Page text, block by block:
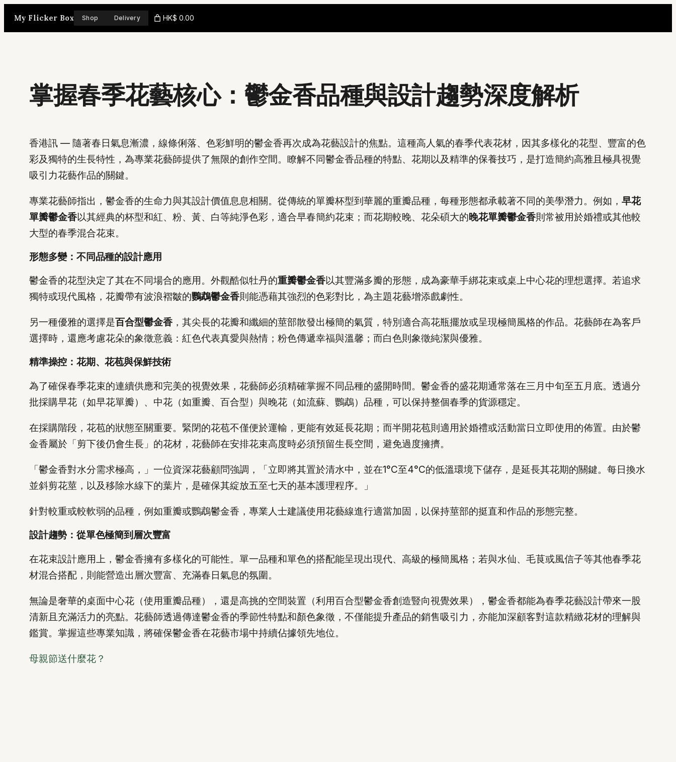
My Flicker Box Shop Delivery HK$ 0.00
掌握春季花藝核心：鬱金香品種與設計趨勢深度解析
香港訊 — 隨著春日氣息漸濃，線條俐落、色彩鮮明的鬱金香再次成為花藝設計的焦點。這種高人氣的春季代表花材，因其多樣化的花型、豐富的色
彩及獨特的生長特性，為專業花藝師提供了無限的創作空間。瞭解不同鬱金香品種的特點、花期以及精準的保養技巧，是打造簡約高雅且極具視覺
吸引力花藝作品的關鍵。
專業花藝師指出，鬱金香的生命力與其設計價值息息相關。從傳統的單瓣杯型到華麗的重瓣品種，每種形態都承載著不同的美學潛力。例如， 早花
單瓣鬱金香以其經典的杯型和紅、粉、黃、白等純淨色彩，適合早春簡約花束；而花期較晚、花朵碩大的晚花單瓣鬱金香則常被用於婚禮或其他較
大型的春季混合花束。
形態多變：不同品種的設計應用
鬱金香的花型決定了其在不同場合的應用。外觀酷似牡丹的重瓣鬱金香以其豐滿多瓣的形態，成為豪華手綁花束或桌上中心花的理想選擇。若追求
獨特或現代風格，花瓣帶有波浪褶皺的鸚鵡鬱金香則能憑藉其強烈的色彩對比，為主題花藝增添戲劇性。
另一種優雅的選擇是百合型鬱金香，其尖長的花瓣和纖細的莖部散發出極簡的氣質，特別適合高花瓶擺放或呈現極簡風格的作品。花藝師在為客戶
選擇時，還應考慮花朵的象徵意義：紅色代表真愛與熱情；粉色傳遞幸福與溫馨；而白色則象徵純潔與優雅。
精準操控：花期、花苞與保鮮技術
為了確保春季花束的連續供應和完美的視覺效果，花藝師必須精確掌握不同品種的盛開時間。鬱金香的盛花期通常落在三月中旬至五月底。透過分
批採購早花（如早花單瓣）、中花（如重瓣、百合型）與晚花（如流蘇、鸚鵡）品種，可以保持整個春季的貨源穩定。
在採購階段，花苞的狀態至關重要。緊閉的花苞不僅便於運輸，更能有效延長花期；而半開花苞則適用於婚禮或活動當日立即使用的佈置。由於鬱
金香屬於「剪下後仍會生長」的花材，花藝師在安排花束高度時必須預留生長空間，避免過度擁擠。
「鬱金香對水分需求極高，」一位資深花藝顧問強調，「立即將其置於清水中，並在1°C至4°C的低溫環境下儲存，是延長其花期的關鍵。每日換水
並斜剪花莖，以及移除水線下的葉片，是確保其綻放五至七天的基本護理程序。」
針對較重或較軟弱的品種，例如重瓣或鸚鵡鬱金香，專業人士建議使用花藝線進行適當加固，以保持莖部的挺直和作品的形態完整。
設計趨勢：從單色極簡到層次豐富
在花束設計應用上，鬱金香擁有多樣化的可能性。單一品種和單色的搭配能呈現出現代、高級的極簡風格；若與水仙、毛茛或風信子等其他春季花
材混合搭配，則能營造出層次豐富、充滿春日氣息的氛圍。
無論是奢華的桌面中心花（使用重瓣品種），還是高挑的空間裝置（利用百合型鬱金香創造豎向視覺效果），鬱金香都能為春季花藝設計帶來一股
清新且充滿活力的亮點。花藝師透過傳達鬱金香的季節性特點和顏色象徵，不僅能提升產品的銷售吸引力，亦能加深顧客對這款精緻花材的理解與
鑑賞。掌握這些專業知識，將確保鬱金香在花藝市場中持續佔據領先地位。
母親節送什麼花？